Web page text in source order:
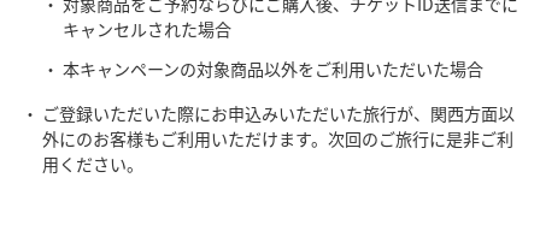
キャンセルされた場合
本キャンペーンの対象商品以外をご利用いただいた場合
ご登録いただいた際にお申込みいただいた旅行が、関西方面以
外にのお客様もご利用いただけます。次回のご旅行に是非ご利
用ください。